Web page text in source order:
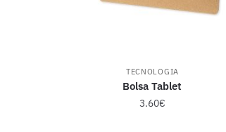
TECNOLOGIA
Bolsa Tablet
3.60€